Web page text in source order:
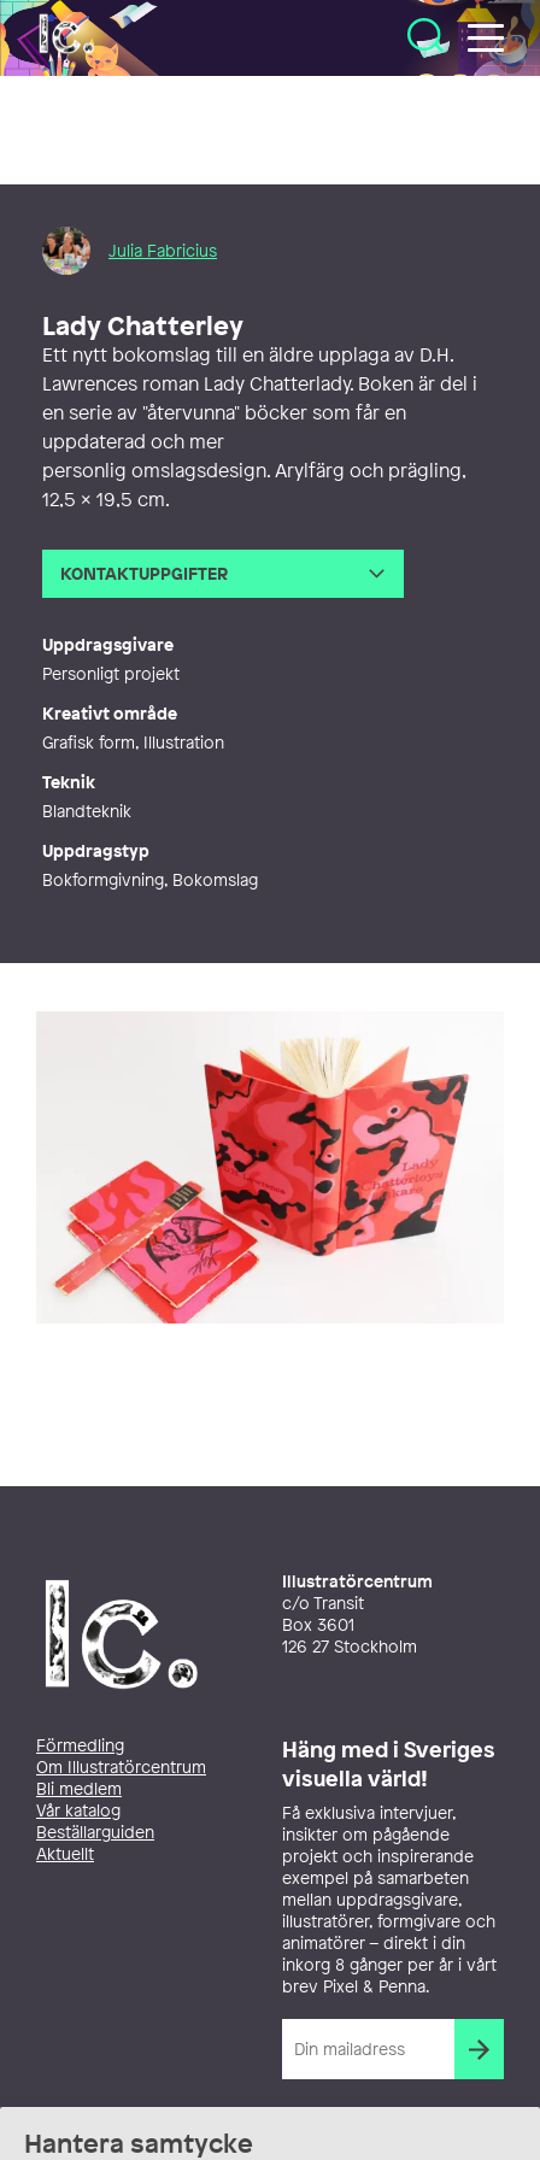
Hantera samtycke
Illustratörcentrum
Julia Fabricius
Lady Chatterley
Ett nytt bokomslag till en äldre upplaga av D.H.
Lawrences roman Lady Chatterlady. Boken är del i
en serie av "återvunna" böcker som får en
uppdaterad och mer
personlig omslagsdesign. Arylfärg och prägling,
12,5 x 19,5 cm.
KONTAKTUPPGIFTER
Uppdragsgivare
Personligt projekt
Kreativt område
Grafisk form, Illustration
Teknik
Blandteknik
Uppdragstyp
Bokformgivning, Bokomslag
Illustratörcentrum
c/o Transit
Box 3601
126 27 Stockholm
Förmedling
Om Illustratörcentrum
Bli medlem
Vår katalog
Beställarguiden
Aktuellt
Häng med i Sveriges
visuella värld!
Få exklusiva intervjuer,
insikter om pågående
projekt och inspirerande
exempel på samarbeten
mellan uppdragsgivare,
illustratörer, formgivare och
animatörer – direkt i din
inkorg 8 gånger per år i vårt
brev Pixel & Penna.